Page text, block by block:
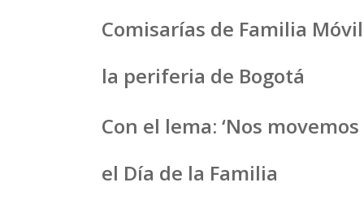
Comisarías de Familia
la periferia de Bogotá
Con el lema: ‘Nos
el Día de la Familia